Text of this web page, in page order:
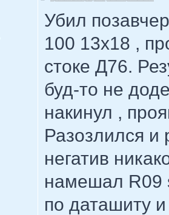
Убил
100 13х18 ,
стоке Д76.
буд-то не
накинул ,
Разозлился и
негатив
намешал R09
по даташиту